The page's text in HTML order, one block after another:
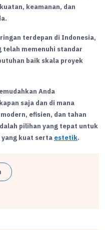
keamanan, dan
terdepan di Indonesia,
telah memenuhi standar
baik skala proyek
Anda
saja dan di mana
efisien, dan tahan
pilihan yang tepat untuk
yang kuat serta estetik.